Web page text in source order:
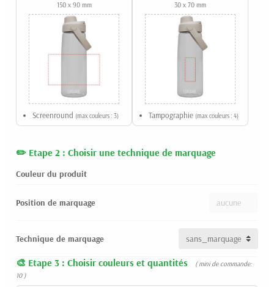
150 x 90 mm
Screenround (max couleurs : 3)
30 x 70 mm
Tampographie (max couleurs : 4)
Etape 2 : Choisir une technique de marquage
Couleur du produit
Position de marquage
Technique de marquage
Etape 3 : Choisir couleurs et quantités
( mini de commande:
10 )